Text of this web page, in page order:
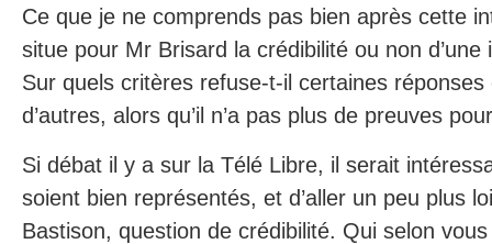
Ce que je ne comprends pas bien après cette
situe pour Mr Brisard la crédibilité ou non
Sur quels critères refuse-t-il certaines
d’autres, alors qu’il n’a pas plus de preuves
Si débat il y a sur la Télé Libre, il serait
soient bien représentés, et d’aller un peu plus
Bastison, question de crédibilité. Qui selon